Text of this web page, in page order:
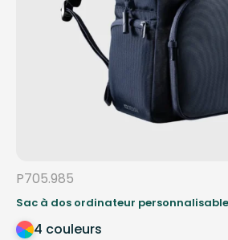
P705.985
Sac à dos ordinateur personnalisable
4 couleurs